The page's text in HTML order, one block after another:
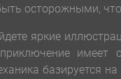
осторожными,
яркие
имеет
базируется